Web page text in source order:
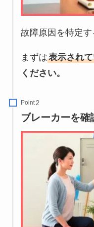
故障原因を特定す
まずは表示され
ください。
Point
ブレーカーを確